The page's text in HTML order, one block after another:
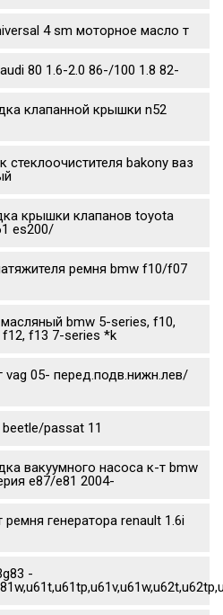
4 sm моторное масло т
80 1.6-2.0 86-/100 1.8 82-
клапанной крышки n52
стеклоочистителя bakony ваз
крышки клапанов toyota
es200/
ремня bmw f10/f07
bmw 5-series, f10,
f13 7-series *k
vag 05- перед.подв.нижн.лев/
passat 11
вакуумного насоса к-т bmw
e87/e81 2004-
генератора renault 1.6i
-